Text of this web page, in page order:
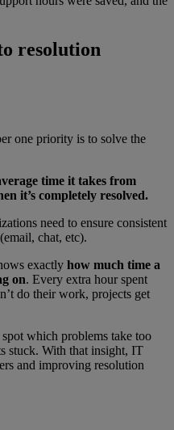
resolution
one priority is to solve the
time it takes from
it’s completely resolved.
need to ensure consistent
chat, etc).
exactly how much time a
on. Every extra hour spent
do their work, projects get
which problems take too
stuck. With that insight, IT
and improving resolution